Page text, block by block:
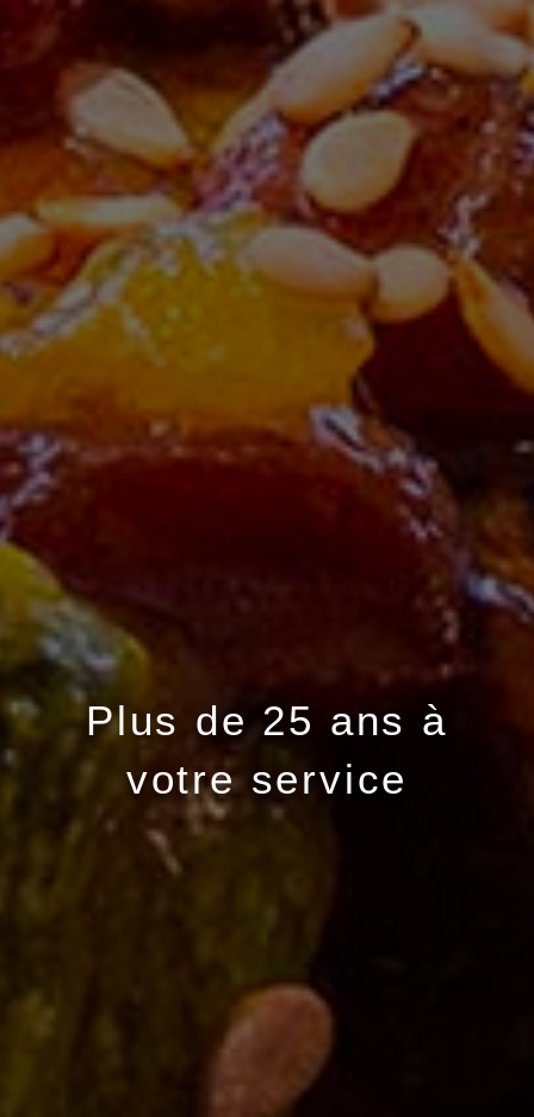
Plus de 25 ans à
votre service